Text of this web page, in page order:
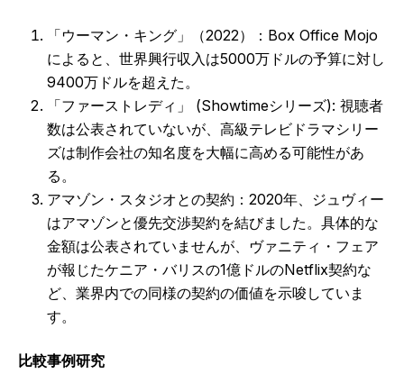
「ウーマン・キング」（2022）：Box Office Mojo
によると、世界興行収入は5000万ドルの予算に対し
9400万ドルを超えた。
「ファーストレディ」 (Showtimeシリーズ): 視聴者
数は公表されていないが、高級テレビドラマシリー
ズは制作会社の知名度を大幅に高める可能性があ
る。
アマゾン・スタジオとの契約：2020年、ジュヴィー
はアマゾンと優先交渉契約を結びました。具体的な
金額は公表されていませんが、ヴァニティ・フェア
が報じたケニア・バリスの1億ドルのNetflix契約な
ど、業界内での同様の契約の価値を示唆していま
す。
比較事例研究